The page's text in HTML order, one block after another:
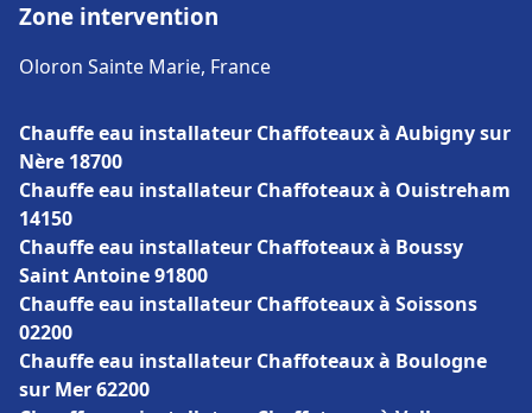
Zone intervention
Oloron Sainte Marie, France
Chauffe eau installateur Chaffoteaux à Aubigny sur
Nère 18700
Chauffe eau installateur Chaffoteaux à Ouistreham
14150
Chauffe eau installateur Chaffoteaux à Boussy
Saint Antoine 91800
Chauffe eau installateur Chaffoteaux à Soissons
02200
Chauffe eau installateur Chaffoteaux à Boulogne
sur Mer 62200